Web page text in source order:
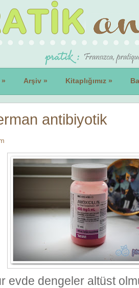
» Arşiv » Kitaplığımız »
antibiyotik
evde dengeler altüst